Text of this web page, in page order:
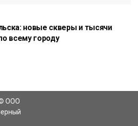
новые скверы и тысячи
всему городу
ООО